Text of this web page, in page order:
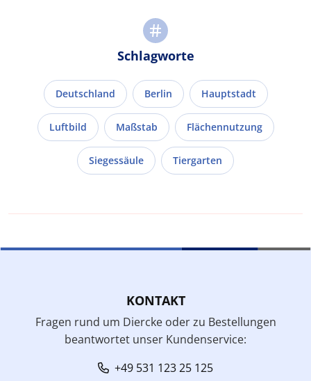
Schlagworte
Deutschland Berlin Hauptstadt
Luftbild Maßstab Flächennutzung
Siegessäule Tiergarten
KONTAKT
Fragen rund um Diercke oder zu Bestellungen
beantwortet unser Kundenservice:
+49 531 123 25 125